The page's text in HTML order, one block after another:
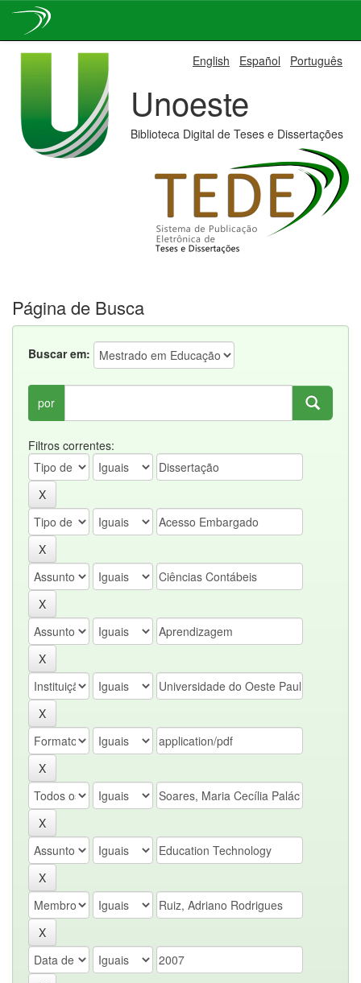
English Español Português
Unoeste
Biblioteca Digital de Teses e Dissertações
Página de Busca
Buscar em:
por
Filtros correntes: